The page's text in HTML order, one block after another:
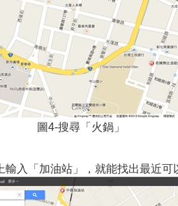
圖4-搜尋「火鍋」
入「加油站」，就能找出最近可